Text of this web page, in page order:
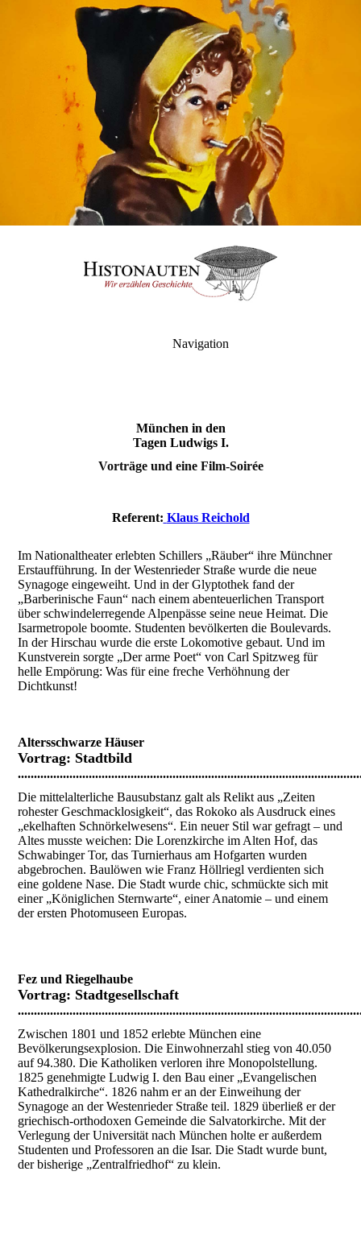
Navigation
München in den
Tagen Ludwigs I.
Vorträge und eine Film-Soirée
Referent: Klaus Reichold
Im Nationaltheater erlebten Schillers „Räuber“ ihre Münchner
Erstaufführung. In der Westenrieder Straße wurde die neue
Synagoge eingeweiht. Und in der Glyptothek fand der
„Barberinische Faun“ nach einem abenteuerlichen Transport
über schwindelerregende Alpenpässe seine neue Heimat. Die
Isarmetropole boomte. Studenten bevölkerten die Boulevards.
In der Hirschau wurde die erste Lokomotive gebaut. Und im
Kunstverein sorgte „Der arme Poet“ von Carl Spitzweg für
helle Empörung: Was für eine freche Verhöhnung der
Dichtkunst!
Altersschwarze Häuser
Vortrag: Stadtbild
Die mittelalterliche Bausubstanz galt als Relikt aus „Zeiten
rohester Geschmacklosigkeit“, das Rokoko als Ausdruck eines
„ekelhaften Schnörkelwesens“. Ein neuer Stil war gefragt – und
Altes musste weichen: Die Lorenzkirche im Alten Hof, das
Schwabinger Tor, das Turnierhaus am Hofgarten wurden
abgebrochen. Baulöwen wie Franz Höllriegl verdienten sich
eine goldene Nase. Die Stadt wurde chic, schmückte sich mit
einer „Königlichen Sternwarte“, einer Anatomie – und einem
der ersten Photomuseen Europas.
Fez und Riegelhaube
Vortrag: Stadtgesellschaft
Zwischen 1801 und 1852 erlebte München eine
Bevölkerungsexplosion. Die Einwohnerzahl stieg von 40.050
auf 94.380. Die Katholiken verloren ihre Monopolstellung.
1825 genehmigte Ludwig I. den Bau einer „Evangelischen
Kathedralkirche“. 1826 nahm er an der Einweihung der
Synagoge an der Westenrieder Straße teil. 1829 überließ er der
griechisch-orthodoxen Gemeinde die Salvatorkirche. Mit der
Verlegung der Universität nach München holte er außerdem
Studenten und Professoren an die Isar. Die Stadt wurde bunt,
der bisherige „Zentralfriedhof“ zu klein.